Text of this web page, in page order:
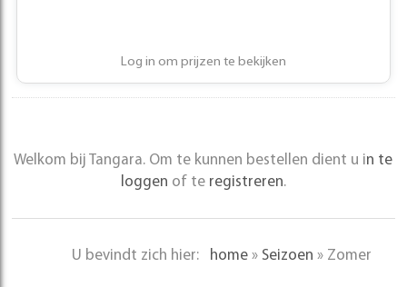
Log in om prijzen te bekijken
Welkom bij Tangara. Om te kunnen bestellen dient u in te
loggen of te registreren.
U bevindt zich hier: home » Seizoen » Zomer